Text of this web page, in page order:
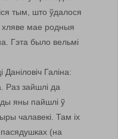
тым, што ўдалося
мае родныя
Гэта было вельмі
Галіна:
Раз зайшлі да
яны пайшлі ў
чалавекі. Там іх
пасядушках (на